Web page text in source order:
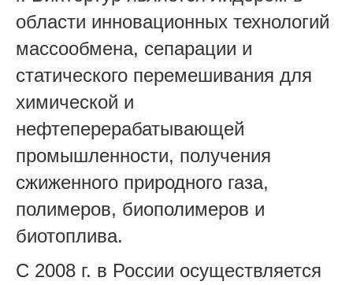
области инновационных технологий
массообмена, сепарации и
статического перемешивания для
химической и
нефтеперерабатывающей
промышленности, получения
сжиженного природного газа,
полимеров, биополимеров и
биотоплива.
С 2008 г. в России осуществляется